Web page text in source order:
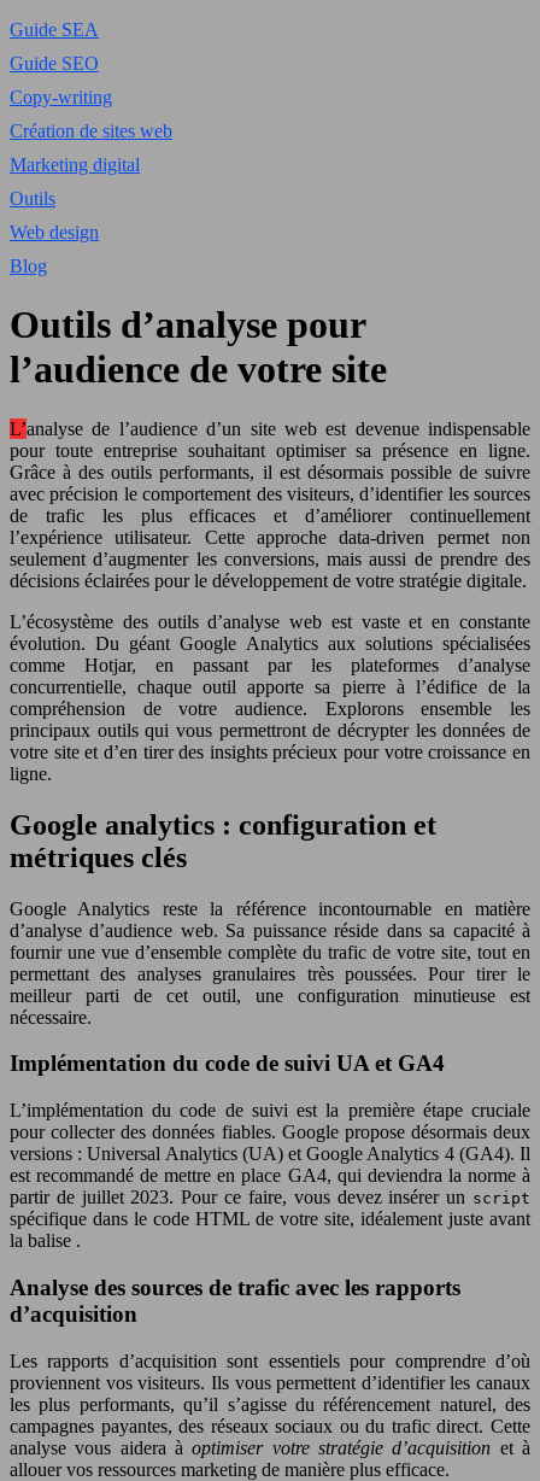
Guide SEA
Guide SEO
Copy-writing
Création de sites web
Marketing digital
Outils
Web design
Blog
Outils d’analyse pour
l’audience de votre site
L’analyse de l’audience d’un site web est devenue indispensable
pour toute entreprise souhaitant optimiser sa présence en ligne.
Grâce à des outils performants, il est désormais possible de suivre
avec précision le comportement des visiteurs, d’identifier les sources
de trafic les plus efficaces et d’améliorer continuellement
l’expérience utilisateur. Cette approche data-driven permet non
seulement d’augmenter les conversions, mais aussi de prendre des
décisions éclairées pour le développement de votre stratégie digitale.
L’écosystème des outils d’analyse web est vaste et en constante
évolution. Du géant Google Analytics aux solutions spécialisées
comme Hotjar, en passant par les plateformes d’analyse
concurrentielle, chaque outil apporte sa pierre à l’édifice de la
compréhension de votre audience. Explorons ensemble les
principaux outils qui vous permettront de décrypter les données de
votre site et d’en tirer des insights précieux pour votre croissance en
ligne.
Google analytics : configuration et
métriques clés
Google Analytics reste la référence incontournable en matière
d’analyse d’audience web. Sa puissance réside dans sa capacité à
fournir une vue d’ensemble complète du trafic de votre site, tout en
permettant des analyses granulaires très poussées. Pour tirer le
meilleur parti de cet outil, une configuration minutieuse est
nécessaire.
Implémentation du code de suivi UA et GA4
L’implémentation du code de suivi est la première étape cruciale
pour collecter des données fiables. Google propose désormais deux
versions : Universal Analytics (UA) et Google Analytics 4 (GA4). Il
est recommandé de mettre en place GA4, qui deviendra la norme à
partir de juillet 2023. Pour ce faire, vous devez insérer un script
spécifique dans le code HTML de votre site, idéalement juste avant
la balise .
Analyse des sources de trafic avec les rapports
d’acquisition
Les rapports d’acquisition sont essentiels pour comprendre d’où
proviennent vos visiteurs. Ils vous permettent d’identifier les canaux
les plus performants, qu’il s’agisse du référencement naturel, des
campagnes payantes, des réseaux sociaux ou du trafic direct. Cette
analyse vous aidera àoptimiser votre stratégie d’acquisition et à
allouer vos ressources marketing de manière plus efficace.